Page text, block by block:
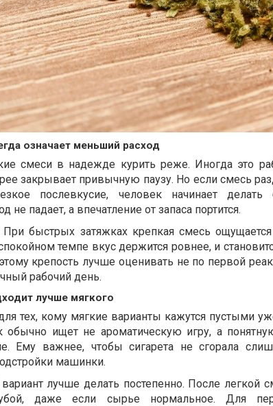
означает меньший расход
смеси в надежде курить реже. Иногда это
закрывает привычную паузу. Но если смесь
послевкусие, человек начинает делать
не падает, а впечатление от запаса портится.
быстрых затяжках крепкая смесь
темпе вкус держится ровнее, и
крепость лучше оценивать не по первой
рабочий день.
лучше мягкого
тех, кому мягкие варианты кажутся пустыми
обычно ищет не ароматическую игру, а
Ему важнее, чтобы сигарета не сгорала
машинки.
лучше делать постепенно. После легкой
даже если сырье нормальное. Для